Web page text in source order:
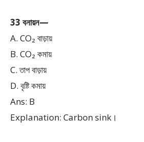
33 বনায়ন—
A. CO₂ বাড়ায়
B. CO₂ কমায়
C. তাপ বাড়ায়
D. বৃষ্টি কমায়
Ans: B
Explanation: Carbon sink।